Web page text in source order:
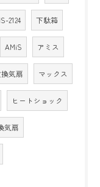
IS-2124 下駄箱
AMiS アミス
気扇 マックス
ヒートショック
気扇